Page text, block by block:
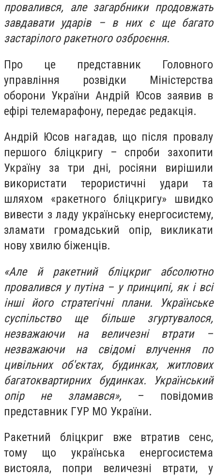
провалився, але загарбники продовжать
завдавати ударів – в них є ще багато
застарілого ракетного озброєння.
Про це представник Головного
управління розвідки Міністерства
оборони України Андрій Юсов заявив в
ефірі телемарафону, передає редакція.
Андрій Юсов нагадав, що після провалу
першого бліцкригу – спроби захопити
Україну за три дні, росіяни вирішили
використати терористичні удари та
шляхом «ракетного бліцкригу» швидко
вивести з ладу українську енергосистему,
зламати громадський опір, викликати
нову хвилю біженців.
«Але й ракетний бліцкриг абсолютно
провалився у путіна – у принципі, як і всі
інші його стратегічні плани. Українське
суспільство ще більше згуртувалося,
незважаючи на величезні втрати –
незважаючи на свідомі влучення по
цивільних об'єктах, будинках, житлових
багатоквартирних будинках. Український
опір не зламався», – повідомив
представник ГУР МО України.
Ракетний бліцкриг вже втратив сенс,
тому що українська енергосистема
вистояла, попри величезні втрати, у